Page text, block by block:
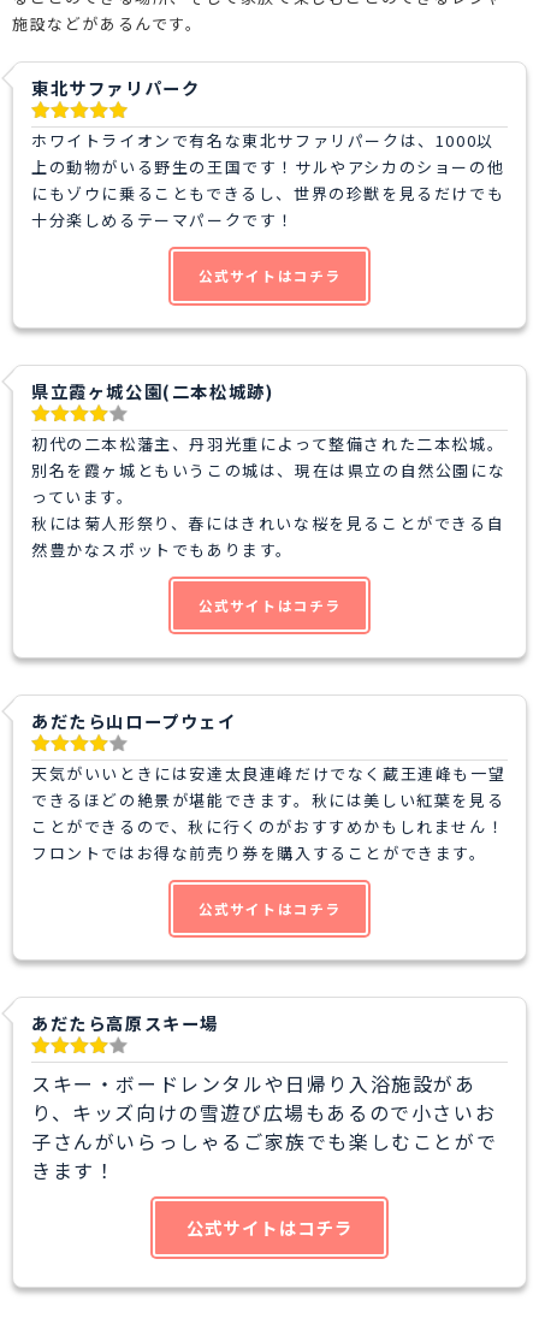
施設などがあるんです。
東北サファリパーク
ホワイトライオンで有名な東北サファリパークは、1000以
上の動物がいる野生の王国です！サルやアシカのショーの他
にもゾウに乗ることもできるし、世界の珍獣を見るだけでも
十分楽しめるテーマパークです！
公式サイトはコチラ
県立霞ヶ城公園(二本松城跡)
初代の二本松藩主、丹羽光重によって整備された二本松城。
別名を霞ヶ城ともいうこの城は、現在は県立の自然公園にな
っています。
秋には菊人形祭り、春にはきれいな桜を見ることができる自
然豊かなスポットでもあります。
公式サイトはコチラ
あだたら山ロープウェイ
天気がいいときには安達太良連峰だけでなく蔵王連峰も一望
できるほどの絶景が堪能できます。秋には美しい紅葉を見る
ことができるので、秋に行くのがおすすめかもしれません！
フロントではお得な前売り券を購入することができます。
公式サイトはコチラ
あだたら高原スキー場
スキー・ボードレンタルや日帰り入浴施設があ
り、キッズ向けの雪遊び広場もあるので小さいお
子さんがいらっしゃるご家族でも楽しむことがで
きます！
公式サイトはコチラ